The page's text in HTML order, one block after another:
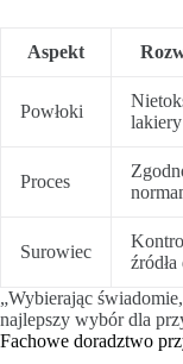
Aspekt
Powłoki
lakiery
Proces
Surowiec
„Wybierając
najlepszy wybór dla
Fachowe doradztwo